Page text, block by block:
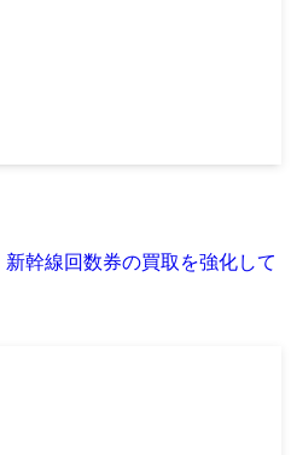
幹線回数券の買取を強化して